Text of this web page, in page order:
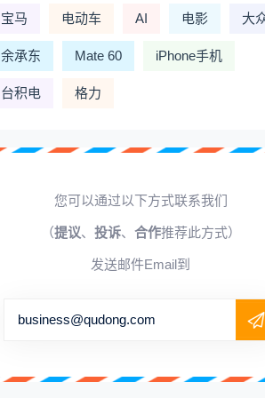
宝马 电动车 AI 电影 大
余承东 Mate 60 iPhone手机
台积电 格力
您可以通过以下方式联系我们
（提议、 投诉、 合作推荐此方式）
发送邮件Email到
business@qudong.com